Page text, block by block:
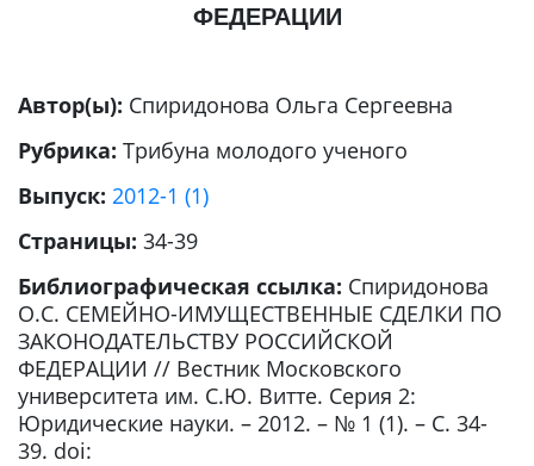
ФЕДЕРАЦИИ
Автор(ы): Спиридонова Ольга Сергеевна
Рубрика: Трибуна молодого ученого
Выпуск: 2012-1 (1)
Страницы: 34-39
Библиографическая ссылка: Спиридонова
О.С. СЕМЕЙНО-ИМУЩЕСТВЕННЫЕ СДЕЛКИ ПО
ЗАКОНОДАТЕЛЬСТВУ РОССИЙСКОЙ
ФЕДЕРАЦИИ // Вестник Московского
университета им. С.Ю. Витте. Серия 2:
Юридические науки. – 2012. – № 1 (1). – С. 34-
39. doi: